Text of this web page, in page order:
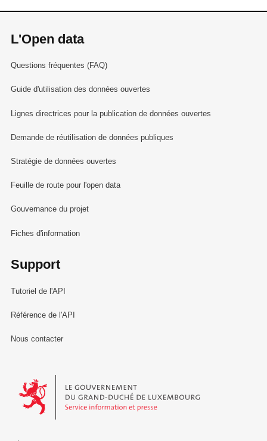
L'Open data
Questions fréquentes (FAQ)
Guide d'utilisation des données ouvertes
Lignes directrices pour la publication de données ouvertes
Demande de réutilisation de données publiques
Stratégie de données ouvertes
Feuille de route pour l'open data
Gouvernance du projet
Fiches d'information
Support
Tutoriel de l'API
Référence de l'API
Nous contacter
Le Gouvernement du Grand-Duché de Luxembourg - Service